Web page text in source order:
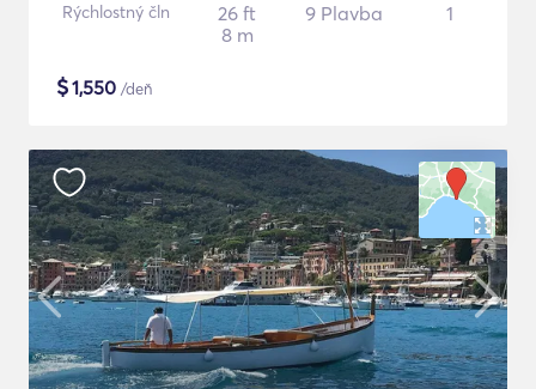
Rýchlostný čln
26 ft
8 m
9 Plavba 1
$1,550 /deň